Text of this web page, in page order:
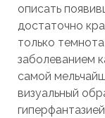
описать
достаточно
только
заболеванием
самой
визуальный